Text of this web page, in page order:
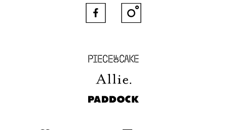
Piece of Cake
Allie
Paddock
 